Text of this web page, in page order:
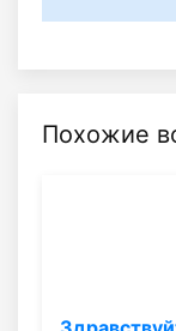
Похожие